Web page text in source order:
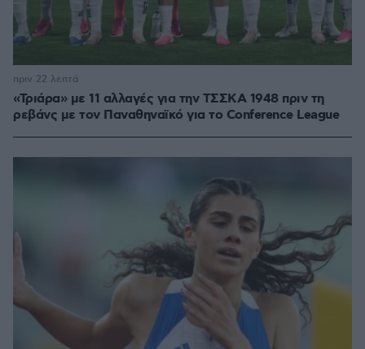
«Τριάρα» με 11 αλλαγές για την ΤΣΣΚΑ 1948 πριν τη
ρεβάνς με τον Παναθηναϊκό για το Conference League
πριν 22 λεπτά